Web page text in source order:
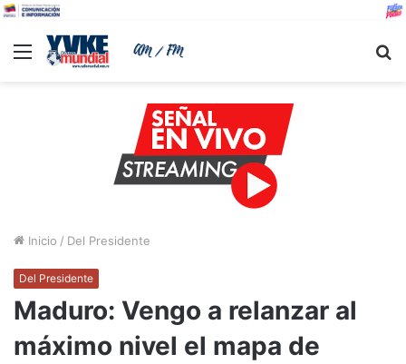
Menu
Inicio / Del Presidente
Del Presidente
Maduro: Vengo a relanzar al
máximo nivel el mapa de